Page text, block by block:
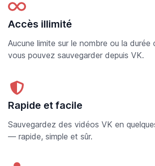
Accès illimité
Aucune limite sur le nombre ou la durée
vous pouvez sauvegarder depuis VK.
Rapide et facile
Sauvegardez des vidéos VK en
— rapide, simple et sûr.